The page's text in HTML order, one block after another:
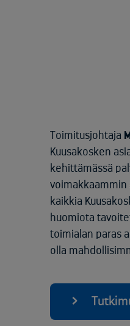
Toimitusjohtaja
Kuusakosken
kehittämässä
voimakkaammin
kaikkia
huomiota
toimialan paras
olla